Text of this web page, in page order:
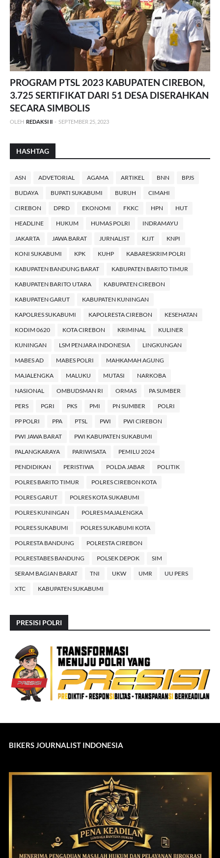
PROGRAM PTSL 2023 KABUPATEN CIREBON,
3.725 SERTIFIKAT DARI 51 DESA DISERAHKAN
SECARA SIMBOLIS
OLEH REDAKSI II - SEPTEMBER 25, 2023
HASHTAG
ASN ADVETORIAL AGAMA ARTIKEL BNN BPJS
BUDAYA BUPATI SUKABUMI BURUH CIMAHI
CIREBON DPRD EKONOMI FKKC HPN HUT
HEADLINE HUKUM HUMAS POLRI INDRAMAYU
JAKARTA JAWA BARAT JURNALIST KJJT KNPI
KONI SUKABUMI KPK KUHP KABARESKRIM POLRI
KABUPATEN BANDUNG BARAT KABUPATEN BARITO TIMUR
KABUPATEN BARITO UTARA KABUPATEN CIREBON
KABUPATEN GARUT KABUPATEN KUNINGAN
KAPOLRES SUKABUMI KAPOLRESTA CIREBON KESEHATAN
KODIM 0620 KOTA CIREBON KRIMINAL KULINER
KUNINGAN LSM PENJARA INDONESIA LINGKUNGAN
MABES AD MABES POLRI MAHKAMAH AGUNG
MAJALENGKA MALUKU MUTASI NARKOBA
NASIONAL OMBUDSMAN RI ORMAS PA SUMBER
PERS PGRI PKS PMI PN SUMBER POLRI
PP POLRI PPA PTSL PWI PWI CIREBON
PWI JAWA BARAT PWI KABUPATEN SUKABUMI
PALANGKARAYA PARIWISATA PEMILU 2024
PENDIDIKAN PERISTIWA POLDA JABAR POLITIK
POLRES BARITO TIMUR POLRES CIREBON KOTA
POLRES GARUT POLRES KOTA SUKABUMI
POLRES KUNINGAN POLRES MAJALENGKA
POLRES SUKABUMI POLRES SUKABUMI KOTA
POLRESTA BANDUNG POLRESTA CIREBON
POLRESTABES BANDUNG POLSEK DEPOK SIM
SERAM BAGIAN BARAT TNI UKW UMR UU PERS
XTC KABUPATEN SUKABUMI
PRESISI POLRI
BIKERS JOURNALIST INDONESIA